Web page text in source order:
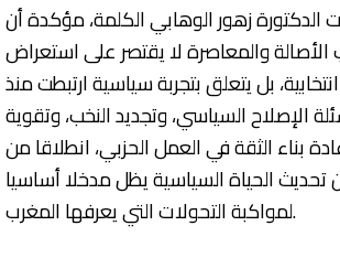
الدكتورة زهور الوهابي الكلمة، مؤكدة أن
والمعاصرة لا يقتصر على استعراض
بل يتعلق بتجربة سياسية ارتبطت منذ
الإصلاح السياسي، وتجديد النخب، وتقوية
بناء الثقة في العمل الحزبي، انطلاقا من
تحديث الحياة السياسية يظل مدخلا أساسيا
لمواكبة التحولات التي يعرفها المغرب.